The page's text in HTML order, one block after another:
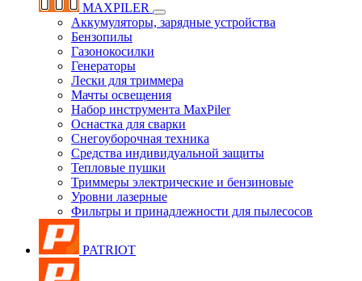
MAXPILER
Аккумуляторы, зарядные устройства
Бензопилы
Газонокосилки
Генераторы
Лески для триммера
Мачты освещения
Набор инструмента MaxPiler
Оснастка для сварки
Снегоуборочная техника
Средства индивидуальной защиты
Тепловые пушки
Триммеры электрические и бензиновые
Уровни лазерные
Фильтры и принадлежности для пылесосов
PATRIOT